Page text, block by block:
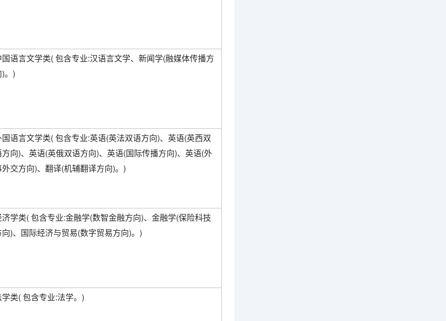
国语言文学类( 包含专业:汉语言文学、新闻学(融媒体传播方
)。)
语言文学类( 包含专业:英语(英法双语方向)、英语(英西双
向)、英语(英俄双语方向)、英语(国际传播方向)、英语(外
交方向)、翻译(机辅翻译方向)。)
学类( 包含专业:金融学(数智金融方向)、金融学(保险科技
向)、国际经济与贸易(数字贸易方向)。)
学类( 包含专业:法学。)